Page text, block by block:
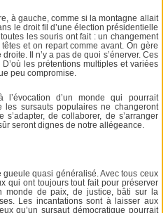
à gauche, comme si la montagne allait
le droit fil d’une élection présidentielle
les souris ont fait : un changement
et on repart comme avant. On gère
Il n’y a pas de quoi s’énerver. Ces
les prétentions multiples et variées
peu compromise.
l’évocation d’un monde qui pourrait
les sursauts populaires ne changeront
de collaborer, de s’arranger
seront dignes de notre allégeance.
quasi généralisé. Avec tous ceux
qui ont toujours tout fait pour préserver
monde de paix, de justice, bâti sur la
Les incantations sont à laisser aux
qu’un sursaut démocratique pourrait